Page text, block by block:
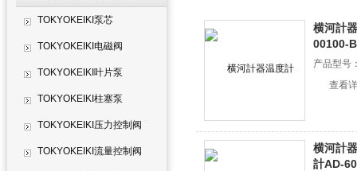
TOKYOKEIKI泵芯
TOKYOKEIKI电磁阀
TOKYOKEIKI叶片泵
TOKYOKEIKI柱塞泵
TOKYOKEIKI压力控制阀
TOKYOKEIKI流量控制阀
横河計
00100-
产品型号
查看
横河計
計AD-60